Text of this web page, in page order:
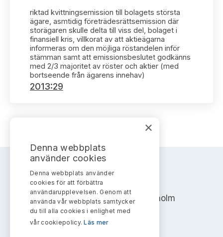
Ledamöter
Huvudmän
Verksamhetsberättelser
Sök uttalanden
Avgifter
Prenumerera
Bildarkiv
Kontakt administrativa ärenden
riktad kvittningsemission till bolagets största
ägare, asmtidig företrädesrättsemission där
storägaren skulle delta till viss del, bolaget i
finansiell kris, villkorat av att aktieägarna
informeras om den möjliga röstandelen inför
stämman samt att emissionsbeslutet godkänns
med 2/3 majoritet av röster och aktier (med
bortseende från ägarens innehav)
2013:29
AKTIEMARKNADSNÄMNDEN
Address: Box 7354, 103 90 Stockholm
info@aktiemarknadsnamnden.se
×
Denna webbplats
använder cookies
Denna webbplats använder
cookies för att förbättra
användarupplevelsen. Genom att
använda vår webbplats samtycker
du till alla cookies i enlighet med
vår cookiepolicy.Läs mer